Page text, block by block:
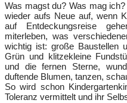
Was magst du? Was mag
wieder aufs Neue auf, wenn
auf Entdeckungsreise
miterleben, was
wichtig ist: große Baustellen
Grün und klitzekleine
und die fernen Sterne,
duftende Blumen, tanzen,
So wird schon
Toleranz vermittelt und ihr